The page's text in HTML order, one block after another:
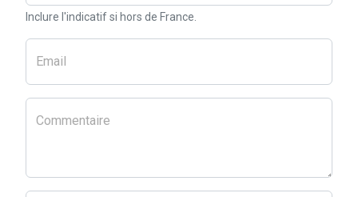
Inclure l'indicatif si hors de France.
Email
Commentaire